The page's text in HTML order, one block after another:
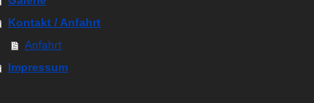
Kontakt / Anfahrt
Anfahrt
Impressum